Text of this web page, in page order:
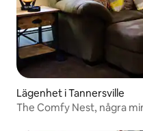
Lägenhet i Tannersville
The Comfy Nest, några